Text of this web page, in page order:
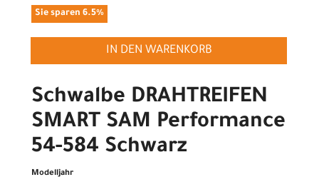
Sie sparen 6.5%
IN DEN WARENKORB
Schwalbe DRAHTREIFEN
SMART SAM Performance
54-584 Schwarz
Modelljahr